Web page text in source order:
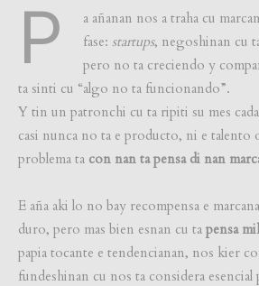
P
a añanan nos a traha cu
fase: startups, negoshinan cu
pero no ta creciendo y
ta sinti cu “algo no ta funcionando”.
Y tin un patronchi cu ta ripiti su mes
casi nunca no ta e producto, ni e talento
problema ta con nan ta pensa di nan
E aña aki lo no bay recompensa e
duro, pero mas bien esnan cu ta pensa
papia tocante e tendencianan, nos kier
fundeshinan cu nos ta considera esencial